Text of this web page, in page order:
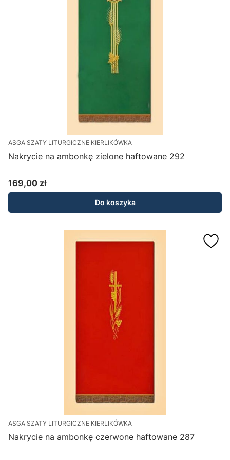
ASGA SZATY LITURGICZNE KIERLIKÓWKA
Nakrycie na ambonkę zielone haftowane 292
Cena
169,00 zł
Do koszyka
ASGA SZATY LITURGICZNE KIERLIKÓWKA
Nakrycie na ambonkę czerwone haftowane 287